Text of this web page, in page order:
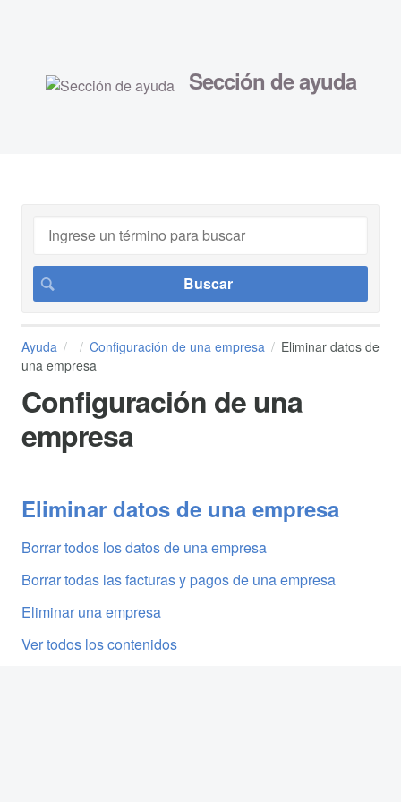
Sección de ayuda
Ayuda Configuración de una empresa
Eliminar datos de
una empresa
Configuración de una
empresa
Eliminar datos de una empresa
Borrar todos los datos de una empresa
Borrar todas las facturas y pagos de una empresa
Eliminar una empresa
Ver todos los contenidos